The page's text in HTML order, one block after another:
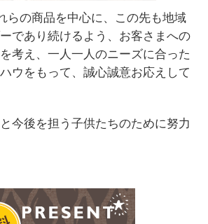
らの商品を中心に、この先も地域
であり続けるよう、お客さまへの
考え、一人一人のニーズに合った
ウをもって、誠心誠意お応えして
今後を担う子供たちのために努力